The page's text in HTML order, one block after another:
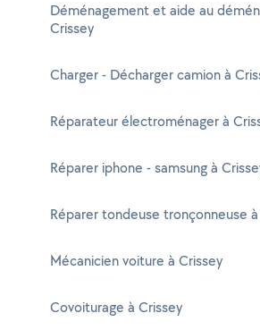
Déménagement et aide au
Crissey
Charger - Décharger camion à
Réparateur électroménager à
Réparer iphone - samsung à
Réparer tondeuse tronçonneuse
Mécanicien voiture à Crissey
Covoiturage à Crissey